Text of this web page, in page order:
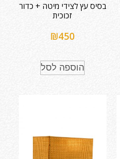
בסיס עץ לצידי מיטה + כדור
זכוכית
₪450
הוספה לסל